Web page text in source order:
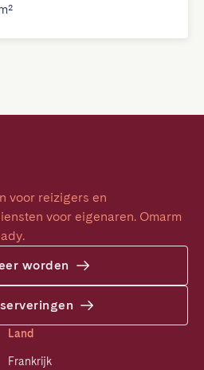
voor reizigers en
voor eigenaren. Omarm
worden
Land
Frankrijk